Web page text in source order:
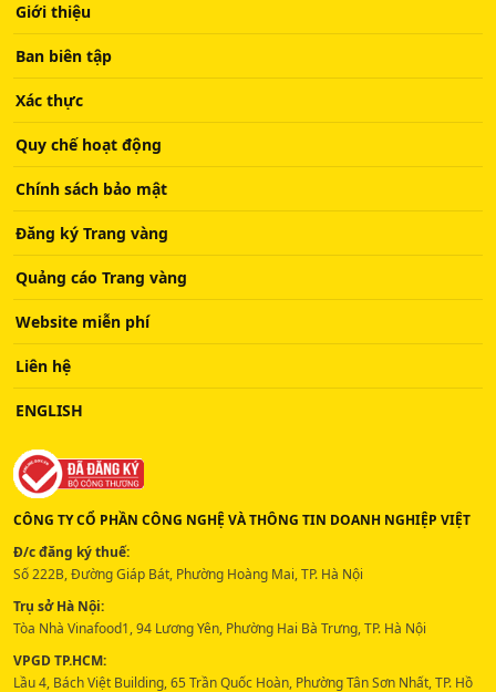
Giới thiệu
Ban biên tập
Xác thực
Quy chế hoạt động
Chính sách bảo mật
Đăng ký Trang vàng
Quảng cáo Trang vàng
Website miễn phí
Liên hệ
ENGLISH
CÔNG TY CỔ PHẦN CÔNG NGHỆ VÀ THÔNG TIN DOANH NGHIỆP VIỆT
Đ/c đăng ký thuế:
Số 222B, Đường Giáp Bát, Phường Hoàng Mai, TP. Hà Nội
Trụ sở Hà Nội:
Tòa Nhà Vinafood1, 94 Lương Yên, Phường Hai Bà Trưng, TP. Hà Nội
VPGD TP.HCM:
Lầu 4, Bách Việt Building, 65 Trần Quốc Hoàn, Phường Tân Sơn Nhất, TP. Hồ